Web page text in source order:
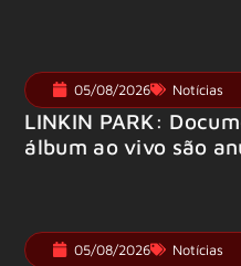
05/08/2026 Notícias
LINKIN PARK:
álbum ao vivo são
05/08/2026 Notícias